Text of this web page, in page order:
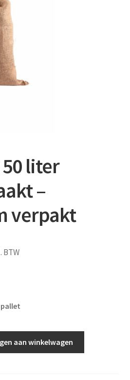
liter
–
verpakt
BTW
pallet
aan winkelwagen